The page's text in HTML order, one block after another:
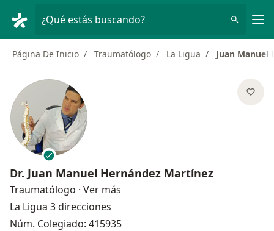
¿Qué estás buscando?
Página De Inicio Traumatólogo La Ligua Juan Manuel
Dr. Juan Manuel Hernández Martínez
Traumatólogo · Ver más
La Ligua 3 direcciones
Núm. Colegiado: 415935